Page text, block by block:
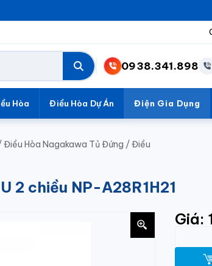
0938.341.898
Hòa Điều Hòa Dự Án Điện Gia Dụng
Điều Hòa Nagakawa Tủ Đứng /Điều
2 chiều NP-A28R1H21
Giá: